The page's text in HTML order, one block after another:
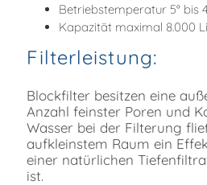
Betriebstemperatur 5° bis
Kapazität maximal 8.000
Filterleistung:
Blockfilter besitzen eine
Anzahl feinster Poren und
Wasser bei der Filterung
aufkleinstem Raum ein
einer natürlichen
ist.